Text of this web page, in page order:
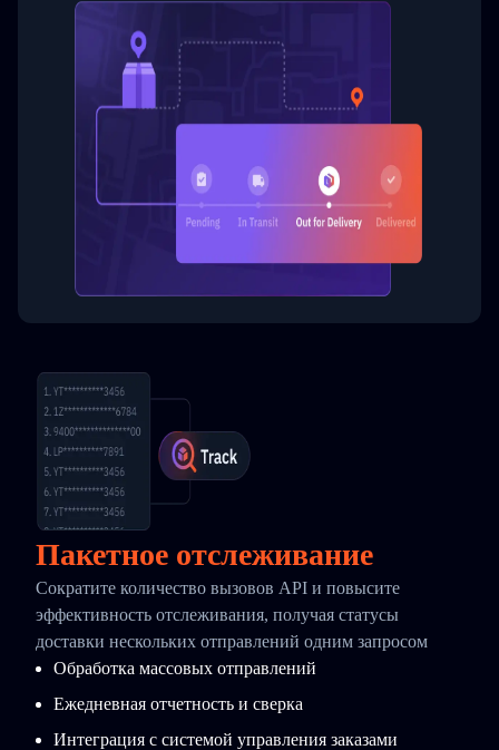
Пакетное отслеживание
Сократите количество вызовов API и повысите
эффективность отслеживания, получая статусы
доставки нескольких отправлений одним запросом
Обработка массовых отправлений
Ежедневная отчетность и сверка
Интеграция с системой управления заказами